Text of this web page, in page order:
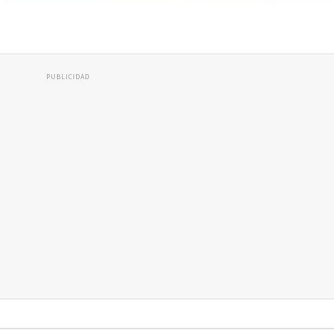
PUBLICIDAD